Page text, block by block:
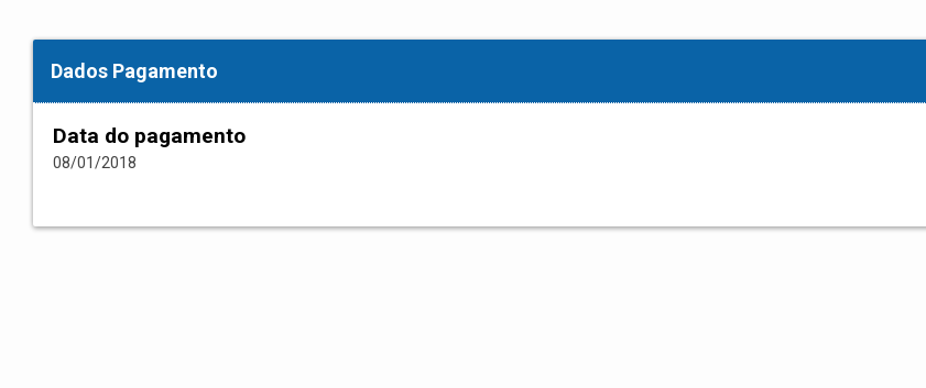
Dados Pagamento
Data do pagamento
08/01/2018